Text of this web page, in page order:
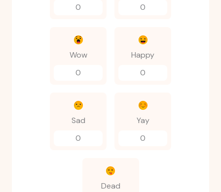
0
0
Wow
0
Happy
0
Sad
0
Yay
0
Dead